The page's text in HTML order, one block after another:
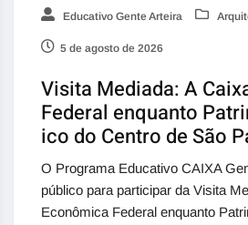
Educativo Gente Arteira
5 de agosto de 2026
Visita Mediada: A
Federal enquanto
ico do Centro de São
O Programa Educativo CAIXA
público para participar da Visita
Econômica Federal enquanto